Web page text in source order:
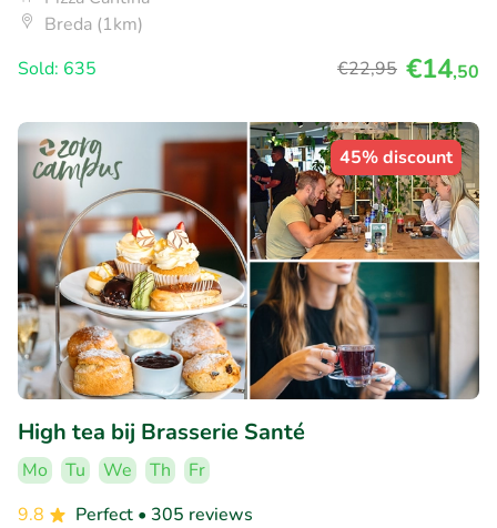
Breda (1km)
Sold: 635
€22,95 €14,50
45% discount
High tea bij Brasserie Santé
Mo Tu We Th
Fr
9.8
Perfect • 305 reviews